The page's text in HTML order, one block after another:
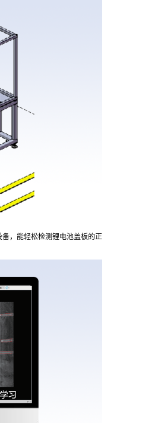
，能轻松检测锂电池盖板的正